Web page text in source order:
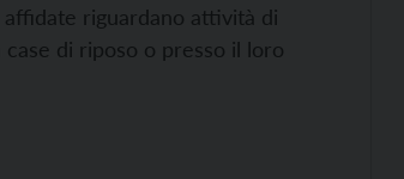
affidate riguardano attività di
di riposo o presso il loro